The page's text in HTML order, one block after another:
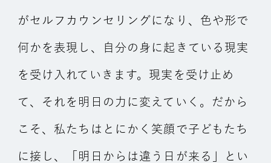
がセルフカウンセリングになり、色や形で
何かを表現し、自分の身に起きている現実
を受け入れていきます。現実を受け止め
て、それを明日の力に変えていく。だから
こそ、私たちはとにかく笑顔で子どもたち
に接し、「明日からは違う日が来る」とい